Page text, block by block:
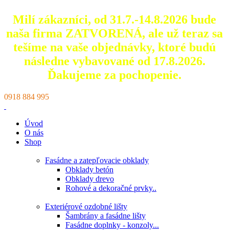
Milí zákazníci, od 31.7.-14.8.2026 bude
naša firma ZATVORENÁ, ale už teraz sa
tešíme na vaše objednávky, ktoré budú
následne vybavované od 17.8.2026.
Ďakujeme za pochopenie.
0918 884 995
Úvod
O nás
Shop
Fasádne a zatepľovacie obklady
Obklady betón
Obklady drevo
Rohové a dekoračné prvky..
Exteriérové ozdobné lišty
Šambrány a fasádne lišty
Fasádne doplnky - konzoly...